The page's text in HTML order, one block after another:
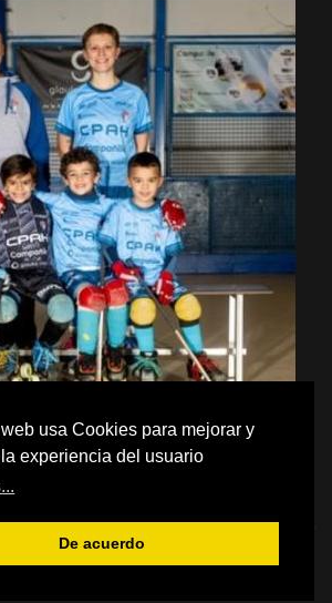
usa Cookies para mejorar y
experiencia del usuario
De acuerdo
Hockey - Todos los derechos reservados